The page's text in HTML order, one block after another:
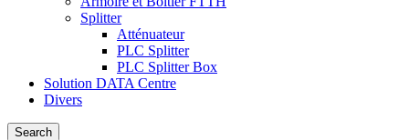
Splitter
Atténuateur
PLC Splitter
PLC Splitter Box
Solution DATA Centre
Divers
Search